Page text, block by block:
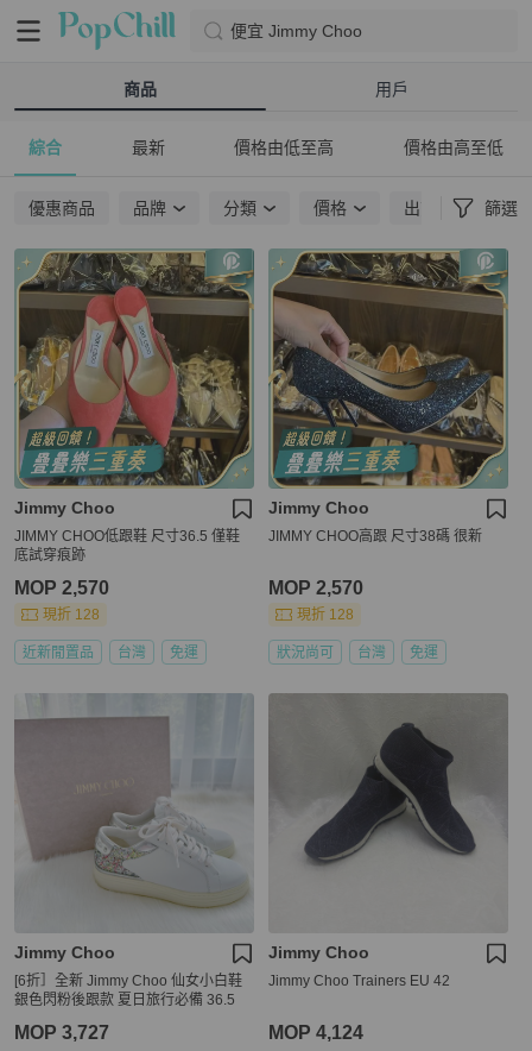
便宜 Jimmy Choo
商品 用戶
綜合 最新 價格由低至高 價格由高至低
優惠商品 品牌 分類 價格 出貨地點 篩選
Jimmy Choo
JIMMY CHOO低跟鞋 尺寸36.5 僅鞋
底試穿痕跡
MOP 2,570
現折 128
近新閒置品 台灣 免運
Jimmy Choo
JIMMY CHOO高跟 尺寸38碼 很新
MOP 2,570
現折 128
狀況尚可 台灣 免運
Jimmy Choo
[6折］全新 Jimmy Choo 仙女小白鞋
銀色閃粉後跟款 夏日旅行必備 36.5
MOP 3,727
Jimmy Choo
Jimmy Choo Trainers EU 42
MOP 4,124